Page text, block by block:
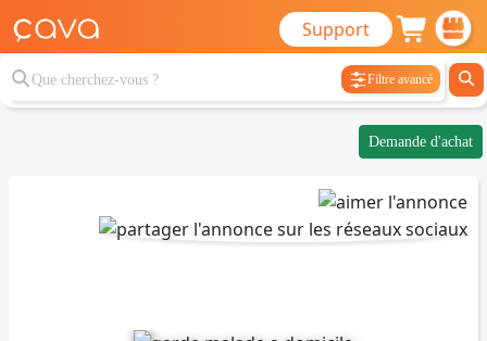
Support
Filtre avancé
Demande d'achat